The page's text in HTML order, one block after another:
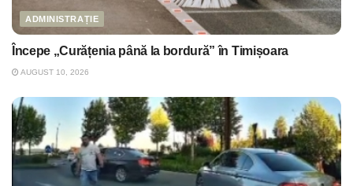
ADMINISTRAȚIE
Începe „Curățenia până la bordură” în Timișoara
AUGUST 10, 2026